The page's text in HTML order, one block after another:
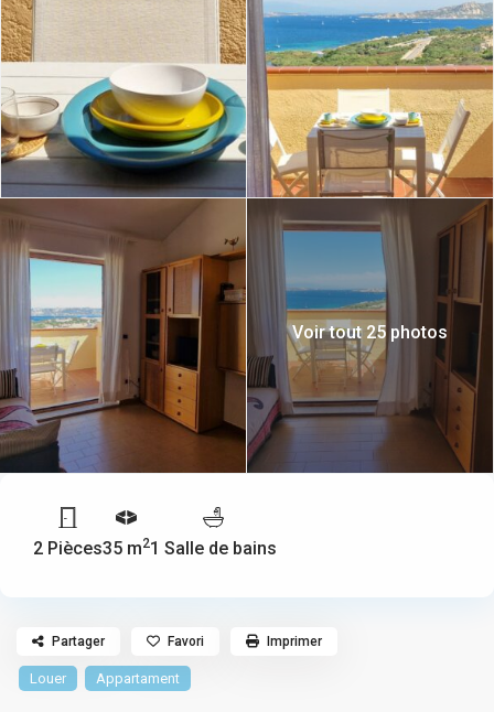
Voir tout 25 photos
2 Pièces35 m21 Salle de bains
Louer Appartament
Partager Favori Imprimer